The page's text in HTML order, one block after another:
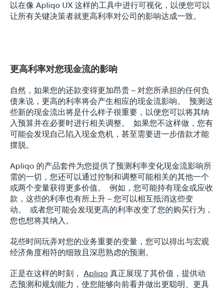
以在像 Apliqo UX 这样的工具中进行可视化，以便您可以
让所有关键决策者就更高利率对公司的影响达成一致。
更高利率对您现金流的影响
自然，如果您的还款变得更加昂贵 – 对您所承担的任何负
债来说，更高的利率将会产生相应的现金流影响。  预测这
些新的现金流出将是什么样子很重要，以便您可以将其纳
入预算并在必要时进行相关调整。  如果您不这样做，您有
可能会发现自己陷入现金危机，甚至需要进一步借款才能
摆脱。
Apliqo 的产品套件为您提供了预测利率变化现金流影响所
需的一切，您还可以通过控制和调整可能相关的其他一个
或两个变量获得更多价值。  例如，您可能持有现金或应收
款，这些的利率也有所上升 – 您可以相互抵消这些变
动。  或者您可能会发现更高的利率改变了您的购买行为，
您也想将其纳入。
花些时间玩弄对您的业务重要的变量，您可以得出与宏观
经济角度相符的细致且深思熟虑的预测。
正是在这样的时刻， Apliqo 真正展现了其价值，提供动
态预测和规划能力，使您能够向前看并做出更聪明、更具